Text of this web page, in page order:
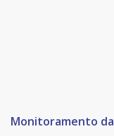
Monitoramento